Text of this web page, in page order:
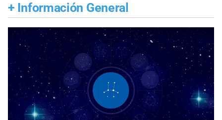
+ Información General